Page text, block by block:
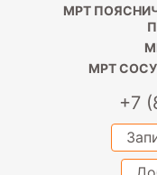
МРТ
МРТ
+7